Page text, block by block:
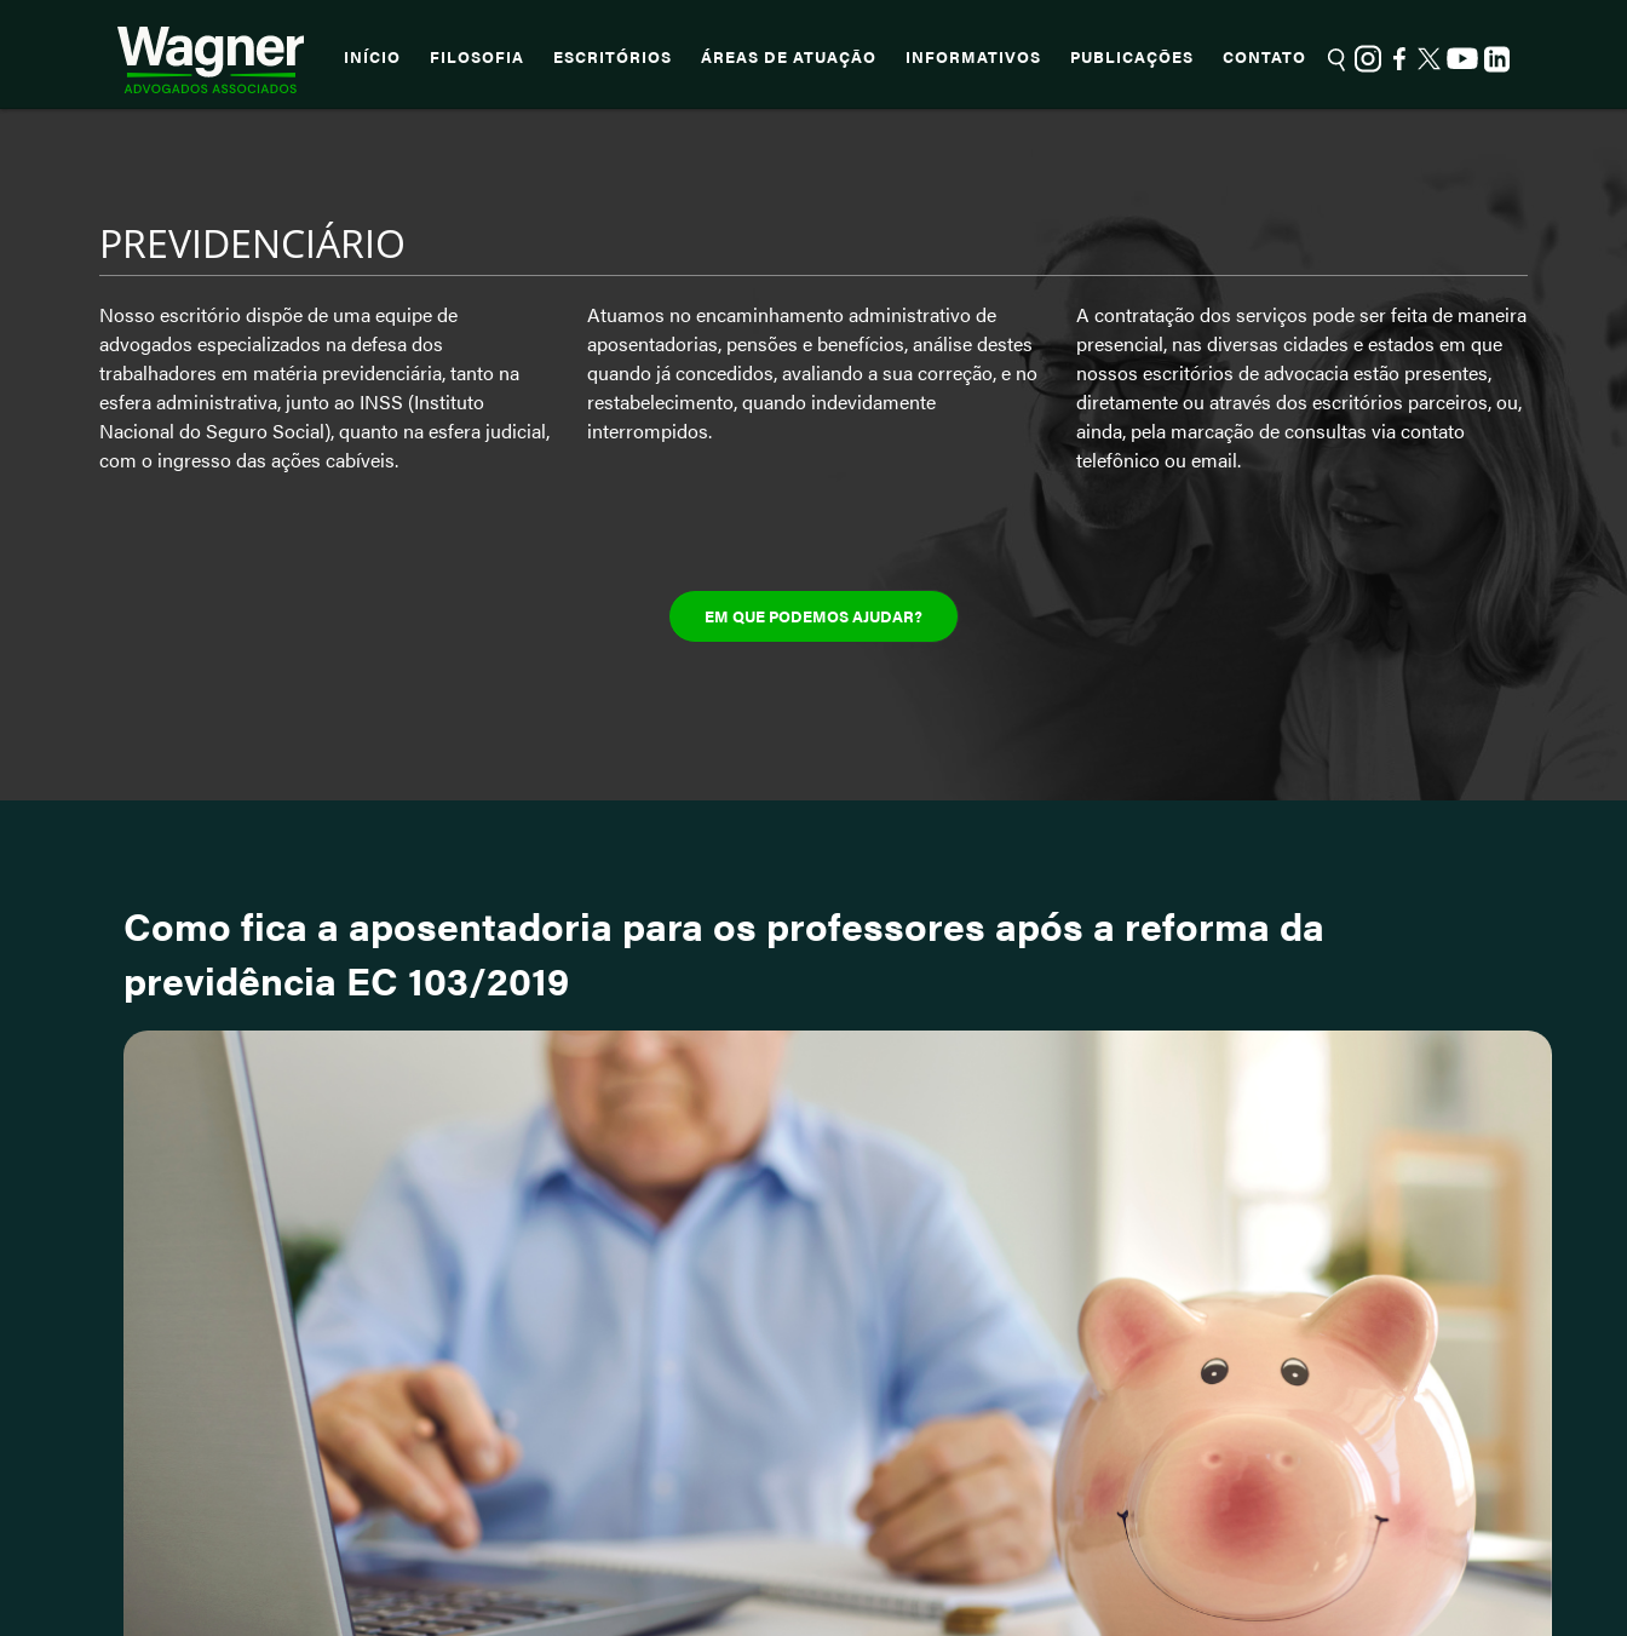
INÍCIO FILOSOFIA ESCRITÓRIOS ÁREAS DE ATUAÇÃO INFORMATIVOS PUBLICAÇÕES CONTATO
PREVIDENCIÁRIO
Nosso escritório dispõe de uma equipe de
advogados especializados na defesa dos
trabalhadores em matéria previdenciária, tanto na
esfera administrativa, junto ao INSS (Instituto
Nacional do Seguro Social), quanto na esfera judicial,
com o ingresso das ações cabíveis.
Atuamos no encaminhamento administrativo de
aposentadorias, pensões e benefícios, análise destes
quando já concedidos, avaliando a sua correção, e no
restabelecimento, quando indevidamente
interrompidos.
A contratação dos serviços pode ser feita de maneira
presencial, nas diversas cidades e estados em que
nossos escritórios de advocacia estão presentes,
diretamente ou através dos escritórios parceiros, ou,
ainda, pela marcação de consultas via contato
telefônico ou email.
EM QUE PODEMOS AJUDAR?
Como fica a aposentadoria para os professores após a reforma da
previdência EC 103/2019